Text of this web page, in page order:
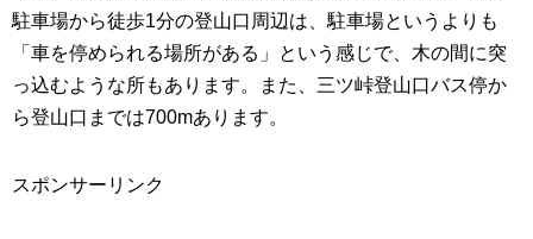
駐車場から徒歩1分の登山口周辺は、駐車場というよりも
「車を停められる場所がある」という感じで、木の間に突
っ込むような所もあります。また、三ツ峠登山口バス停か
ら登山口までは700mあります。
スポンサーリンク